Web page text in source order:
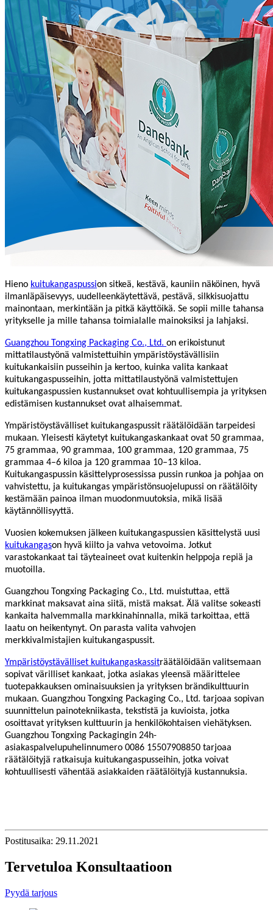
Hieno kuitukangaspussion sitkeä, kestävä, kauniin näköinen, hyvä
ilmanläpäisevyys, uudelleenkäytettävä, pestävä, silkkisuojattu
mainontaan, merkintään ja pitkä käyttöikä. Se sopii mille tahansa
yritykselle ja mille tahansa toimialalle mainoksiksi ja lahjaksi.
Guangzhou Tongxing Packaging Co., Ltd. on erikoistunut
mittatilaustyönä valmistettuihin ympäristöystävällisiin
kuitukankaisiin pusseihin ja kertoo, kuinka valita kankaat
kuitukangaspusseihin, jotta mittatilaustyönä valmistettujen
kuitukangaspussien kustannukset ovat kohtuullisempia ja yrityksen
edistämisen kustannukset ovat alhaisemmat.
Ympäristöystävälliset kuitukangaspussit räätälöidään tarpeidesi
mukaan. Yleisesti käytetyt kuitukangaskankaat ovat 50 grammaa,
75 grammaa, 90 grammaa, 100 grammaa, 120 grammaa, 75
grammaa 4–6 kiloa ja 120 grammaa 10–13 kiloa.
Kuitukangaspussin käsittelyprosessissa pussin runkoa ja pohjaa on
vahvistettu, ja kuitukangas ympäristönsuojelupussi on räätälöity
kestämään painoa ilman muodonmuutoksia, mikä lisää
käytännöllisyyttä.
Vuosien kokemuksen jälkeen kuitukangaspussien käsittelystä uusi
kuitukangason hyvä kiilto ja vahva vetovoima. Jotkut
varastokankaat tai täyteaineet ovat kuitenkin helppoja repiä ja
muotoilla.
Guangzhou Tongxing Packaging Co., Ltd. muistuttaa, että
markkinat maksavat aina siitä, mistä maksat. Älä valitse sokeasti
kankaita halvemmalla markkinahinnalla, mikä tarkoittaa, että
laatu on heikentynyt. On parasta valita vahvojen
merkkivalmistajien kuitukangaspussit.
Ympäristöystävälliset kuitukangaskassiträätälöidään valitsemaan
sopivat värilliset kankaat, jotka asiakas yleensä määrittelee
tuotepakkauksen ominaisuuksien ja yrityksen brändikulttuurin
mukaan. Guangzhou Tongxing Packaging Co., Ltd. tarjoaa sopivan
suunnittelun painotekniikasta, tekstistä ja kuvioista, jotka
osoittavat yrityksen kulttuurin ja henkilökohtaisen viehätyksen.
Guangzhou Tongxing Packagingin 24h-
asiakaspalvelupuhelinnumero 0086 15507908850 tarjoaa
räätälöityjä ratkaisuja kuitukangaspusseihin, jotka voivat
kohtuullisesti vähentää asiakkaiden räätälöityjä kustannuksia.
Postitusaika: 29.11.2021
Tervetuloa Konsultaatioon
Pyydä tarjous